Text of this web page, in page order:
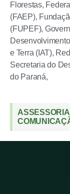
Florestas,
(FAEP),
(FUPEF),
e Terra (IAT),
Secretaria do
do Paraná,